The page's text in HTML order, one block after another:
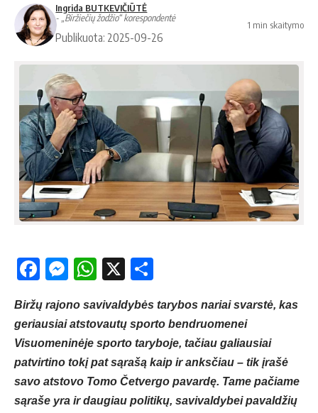
Ingrida BUTKEVIČIŪTĖ
- „Biržiečių žodžio“ korespondentė
Publikuota: 2025-09-26
1 min skaitymo
Facebook
Messenger
WhatsApp
X
Biržų rajono savivaldybės tarybos nariai svarstė, kas
geriausiai atstovautų sporto bendruomenei
Visuomeninėje sporto taryboje, tačiau galiausiai
patvirtino tokį pat sąrašą kaip ir anksčiau – tik įrašė
savo atstovo Tomo Četvergo pavardę. Tame pačiame
sąraše yra ir daugiau politikų, savivaldybei pavaldžių